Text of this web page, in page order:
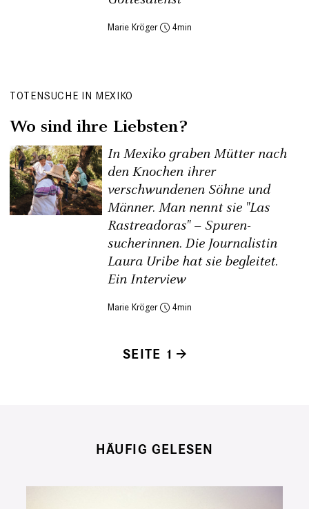
Marie Kröger 4
TOTENSUCHE IN MEXIKO
Wo sind ihre Liebsten?
In Mexiko graben Mütter nach
den Knochen ihrer
verschwundenen Söhne und
Männer. Man nennt sie "Las
Rastreadoras" – Spuren­
sucherinnen. Die Journalistin
Laura Uribe hat sie begleitet.
Ein Interview
Marie Kröger 4
SEITE 1
HÄUFIG GELESEN